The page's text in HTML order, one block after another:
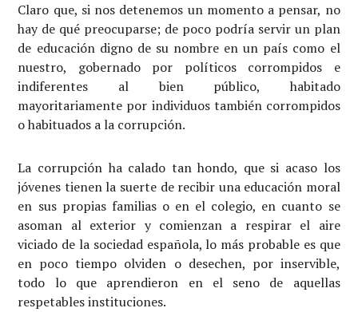
Claro que, si nos detenemos un momento a pensar, no
hay de qué preocuparse; de poco podría servir un plan
de educación digno de su nombre en un país como el
nuestro, gobernado por políticos corrompidos e
indiferentes al bien público, habitado
mayoritariamente por individuos también corrompidos
o habituados a la corrupción.
La corrupción ha calado tan hondo, que si acaso los
jóvenes tienen la suerte de recibir una educación moral
en sus propias familias o en el colegio, en cuanto se
asoman al exterior y comienzan a respirar el aire
viciado de la sociedad española, lo más probable es que
en poco tiempo olviden o desechen, por inservible,
todo lo que aprendieron en el seno de aquellas
respetables instituciones.